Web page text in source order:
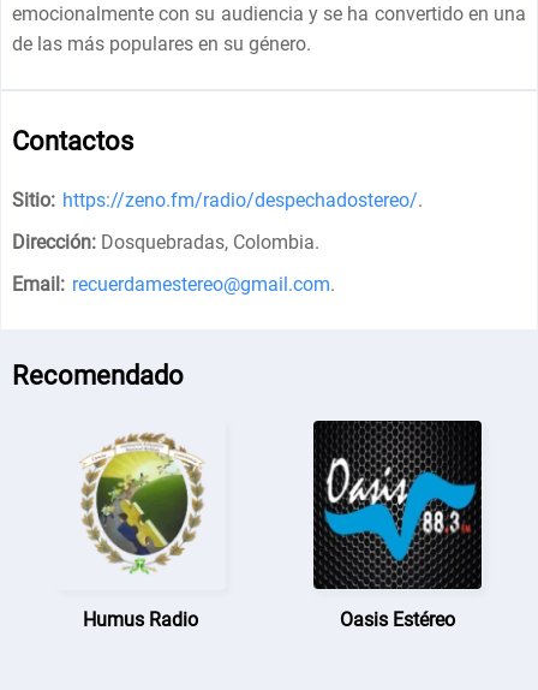
emocionalmente con su audiencia y se ha convertido en una
de las más populares en su género.
Contactos
Sitio: https://zeno.fm/radio/despechadostereo/.
Dirección: Dosquebradas, Colombia.
Email: recuerdamestereo@gmail.com.
Recomendado
Humus Radio Oasis Estéreo